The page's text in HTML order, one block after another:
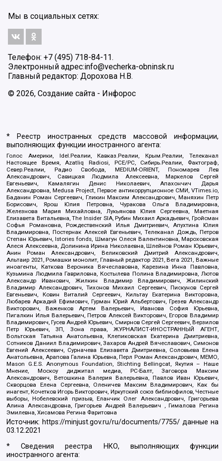
Мы в социальных сетях:
Телефон: +7 (495) 718-84-11.
Электронный адрес:info@vecherka-obninsk.ru
Главный редактор: Дорохова Н.В.
© 2026, Создание сайта - Инфорос
* Реестр иностранных средств массовой информации,
выполняющих функции иностранного агента:
Голос Америки, Idel.Реалии, Кавказ.Реалии, Крым.Реалии, Телеканал
Настоящее Время, Azatliq Radiosi, PCE/PC, Сибирь.Реалии, Фактограф,
Север.Реалии, Радио Свобода, MEDIUM-ORIENT, Пономарев Лев
Александрович, Савицкая Людмила Алексеевна, Маркелов Сергей
Евгеньевич, Камалягин Денис Николаевич, Апахончич Дарья
Александровна, Medusa Project, Первое антикоррупционное СМИ, VTimes.io,
Баданин Роман Сергеевич, Гликин Максим Александрович, Маняхин Петр
Борисович, Ярош Юлия Петровна, Чуракова Ольга Владимировна,
Железнова Мария Михайловна, Лукьянова Юлия Сергеевна, Маетная
Елизавета Витальевна, The Insider SIA, Рубин Михаил Аркадьевич, Гройсман
Софья Романовна, Рождественский Илья Дмитриевич, Апухтина Юлия
Владимировна, Постернак Алексей Евгеньевич, Телеканал Дождь, Петров
Степан Юрьевич, Istories fonds, Шмагун Олеся Валентиновна, Мароховская
Алеся Алексеевна, Долинина Ирина Николаевна, Шлейнов Роман Юрьевич,
Анин Роман Александрович, Великовский Дмитрий Александрович,
Альтаир 2021, Ромашки монолит, Главный редактор 2021, Вега 2021, Важные
иноагенты, Каткова Вероника Вячеславовна, Карезина Инна Павловна,
Кузьмина Людмила Гавриловна, Костылева Полина Владимировна, Лютов
Александр Иванович, Жилкин Владимир Владимирович, Жилинский
Владимир Александрович, Тихонов Михаил Сергеевич, Пискунов Сергей
Евгеньевич, Ковин Виталий Сергеевич, Кильтау Екатерина Викторовна,
Любарев Аркадий Ефимович, Гурман Юрий Альбертович, Грезев Александр
Викторович, Важенков Артем Валерьевич, Иванова София Юрьевна,
Пигалкин Илья Валерьевич, Петров Алексей Викторович, Егоров Владимир
Владимирович, Гусев Андрей Юрьевич, Смирнов Сергей Сергеевич, Верзилов
Петр Юрьевич, ЗП, Зона права, ЖУРНАЛИСТ-ИНОСТРАННЫЙ АГЕНТ,
Вольтская Татьяна Анатольевна, Клепиковская Екатерина Дмитриевна,
Сотников Даниил Владимирович, Захаров Андрей Вячеславович, Симонов
Евгений Алексеевич, Сурначева Елизавета Дмитриевна, Соловьева Елена
Анатольевна, Арапова Галина Юрьевна, Перл Роман Александрович, МЕМО,
Mason G.E.S. Anonymous Foundation, Stichting Bellingcat, Якутия – Наше
Мнение, Москоу диджитал медиа, РС-Балт, Заговора Максим
Александрович, Ветошкина Валерия Валерьевна, Павлов Иван Юрьевич,
Скворцова Елена Сергеевна, Оленичев Максим Владимирович, Как бы
инагент, Кочетков Игорь Викторович, Иркутский союз библиофилов, Честные
выборы, Нобелевский призыв, Еланчик Олег Александрович, Григорьева
Алина Александровна, Григорьев Андрей Валерьевич , Гималова Регина
Эмилевна, Хисамова Регина Фаритовна
Источник: https://minjust.gov.ru/ru/documents/7755/ данные на
03.12.2021
* Сведения реестра НКО, выполняющих функции
иностранного агента: